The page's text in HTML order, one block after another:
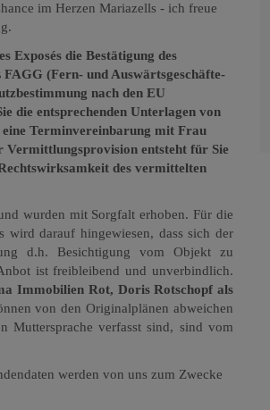
im Herzen Mariazells - ich freue
Exposés die Bestätigung des
(Fern- und Auswärtsgeschäfte-
nach den EU
die entsprechenden Unterlagen von
Terminvereinbarung mit Frau
Vermittlungsprovision entsteht für Sie
des vermittelten
wurden mit Sorgfalt erhoben. Für die
wird darauf hingewiesen, dass sich der
d.h. Besichtigung vom Objekt zu
ist freibleibend und unverbindlich.
Immobilien Rot, Doris Rotschopf als
von den Originalplänen abweichen
Muttersprache verfasst sind, sind vom
werden von uns zum Zwecke